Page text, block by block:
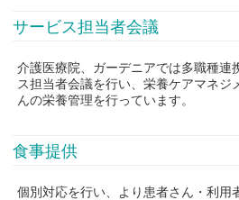
サービス担当者会議
介護医療院、ガーデニアでは多職種連
ス担当者会議を行い、栄養ケアマネジ
んの栄養管理を行っています。
食事提供
個別対応を行い、より患者さん・利用